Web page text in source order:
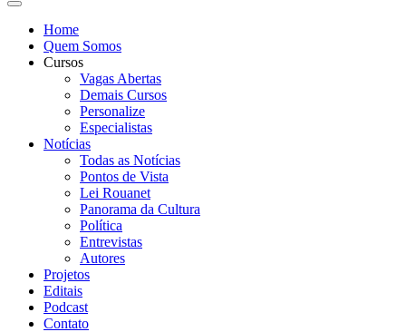
Home
Quem Somos
Cursos
Vagas Abertas
Demais Cursos
Personalize
Especialistas
Notícias
Todas as Notícias
Pontos de Vista
Lei Rouanet
Panorama da Cultura
Política
Entrevistas
Autores
Projetos
Editais
Podcast
Contato